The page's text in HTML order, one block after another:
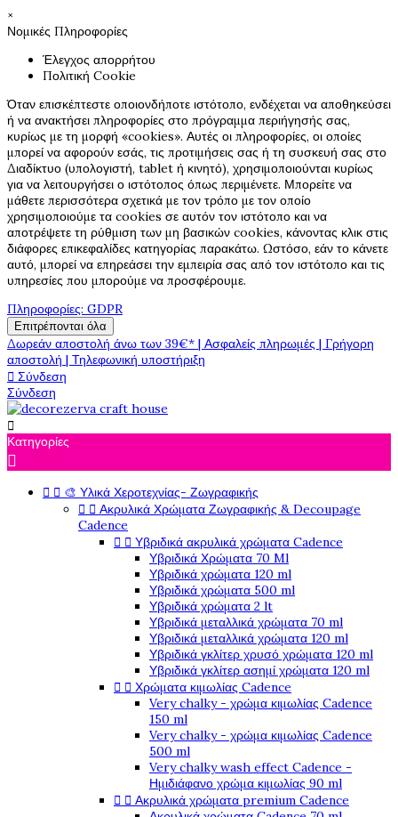
×
Νομικές Πληροφορίες
Έλεγχος απορρήτου
Πολιτική Cookie
Όταν επισκέπτεστε οποιονδήποτε ιστότοπο, ενδέχεται να αποθηκεύσει
ή να ανακτήσει πληροφορίες στο πρόγραμμα περιήγησής σας,
κυρίως με τη μορφή «cookies». Αυτές οι πληροφορίες, οι οποίες
μπορεί να αφορούν εσάς, τις προτιμήσεις σας ή τη συσκευή σας στο
Διαδίκτυο (υπολογιστή, tablet ή κινητό), χρησιμοποιούνται κυρίως
για να λειτουργήσει ο ιστότοπος όπως περιμένετε. Μπορείτε να
μάθετε περισσότερα σχετικά με τον τρόπο με τον οποίο
χρησιμοποιούμε τα cookies σε αυτόν τον ιστότοπο και να
αποτρέψετε τη ρύθμιση των μη βασικών cookies, κάνοντας κλικ στις
διάφορες επικεφαλίδες κατηγορίας παρακάτω. Ωστόσο, εάν το κάνετε
αυτό, μπορεί να επηρεάσει την εμπειρία σας από τον ιστότοπο και τις
υπηρεσίες που μπορούμε να προσφέρουμε.
Πληροφορίες: GDPR
Επιτρέπονται όλα
Δωρεάν αποστολή άνω των 39€* | Ασφαλείς πληρωμές | Γρήγορη
αποστολή | Τηλεφωνική υποστήριξη
 Σύνδεση
Σύνδεση

Κατηγορίες

  🎨 Υλικά Χεροτεχνίας- Ζωγραφικής
  Ακρυλικά Χρώματα Ζωγραφικής & Decoupage
Cadence
  Υβριδικά ακρυλικά χρώματα Cadence
Υβριδικά Χρώματα 70 Ml
Υβριδικά χρώματα 120 ml
Υβριδικά χρώματα 500 ml
Υβριδικά χρώματα 2 lt
Υβριδικά μεταλλικά χρώματα 70 ml
Υβριδικά μεταλλικά χρώματα 120 ml
Υβριδικά γκλίτερ χρυσό χρώματα 120 ml
Υβριδικά γκλίτερ ασημί χρώματα 120 ml
  Χρώματα κιμωλίας Cadence
Very chalky - χρώμα κιμωλίας Cadence
150 ml
Very chalky - χρώμα κιμωλίας Cadence
500 ml
Very chalky wash effect Cadence -
Ημιδιάφανο χρώμα κιμωλίας 90 ml
  Ακρυλικά χρώματα premium Cadence